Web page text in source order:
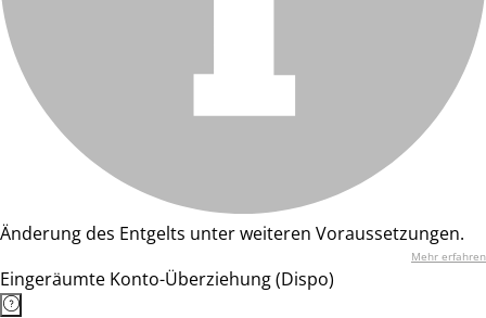
Änderung des Entgelts unter weiteren Voraussetzungen.
Mehr erfahren
Eingeräumte Konto-Überziehung (Dispo)